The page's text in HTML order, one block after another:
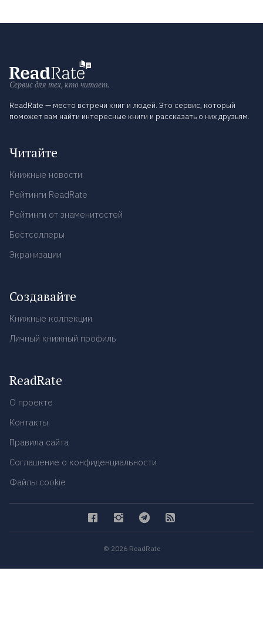
Сервис для тех, кто читает.
ReadRate — место встречи книг и людей. Это сервис, который
поможет вам найти интересные книги и рассказать о них друзьям.
Читайте
Книжные новости
Рейтинги ReadRate
Рейтинги от знаменитостей
Бестселлеры
Экранизации
Создавайте
Книжные коллекции
Личный книжный профиль
ReadRate
О проекте
Контакты
Правила сайта
Соглашение о конфиденциальности
Файлы cookie
© 2026 ReadRate